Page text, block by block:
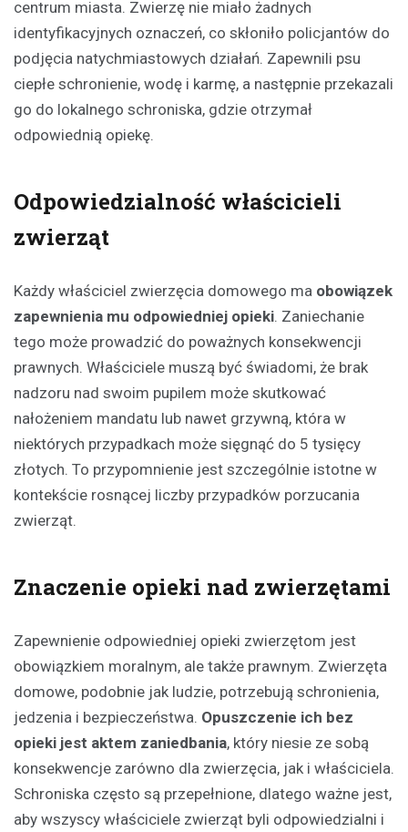
centrum miasta. Zwierzę nie miało żadnych
identyfikacyjnych oznaczeń, co skłoniło policjantów do
podjęcia natychmiastowych działań. Zapewnili psu
ciepłe schronienie, wodę i karmę, a następnie przekazali
go do lokalnego schroniska, gdzie otrzymał
odpowiednią opiekę.
Odpowiedzialność właścicieli
zwierząt
Każdy właściciel zwierzęcia domowego ma obowiązek
zapewnienia mu odpowiedniej opieki. Zaniechanie
tego może prowadzić do poważnych konsekwencji
prawnych. Właściciele muszą być świadomi, że brak
nadzoru nad swoim pupilem może skutkować
nałożeniem mandatu lub nawet grzywną, która w
niektórych przypadkach może sięgnąć do 5 tysięcy
złotych. To przypomnienie jest szczególnie istotne w
kontekście rosnącej liczby przypadków porzucania
zwierząt.
Znaczenie opieki nad zwierzętami
Zapewnienie odpowiedniej opieki zwierzętom jest
obowiązkiem moralnym, ale także prawnym. Zwierzęta
domowe, podobnie jak ludzie, potrzebują schronienia,
jedzenia i bezpieczeństwa. Opuszczenie ich bez
opieki jest aktem zaniedbania, który niesie ze sobą
konsekwencje zarówno dla zwierzęcia, jak i właściciela.
Schroniska często są przepełnione, dlatego ważne jest,
aby wszyscy właściciele zwierząt byli odpowiedzialni i